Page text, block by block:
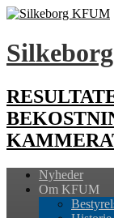
Nyheder
Om KFUM